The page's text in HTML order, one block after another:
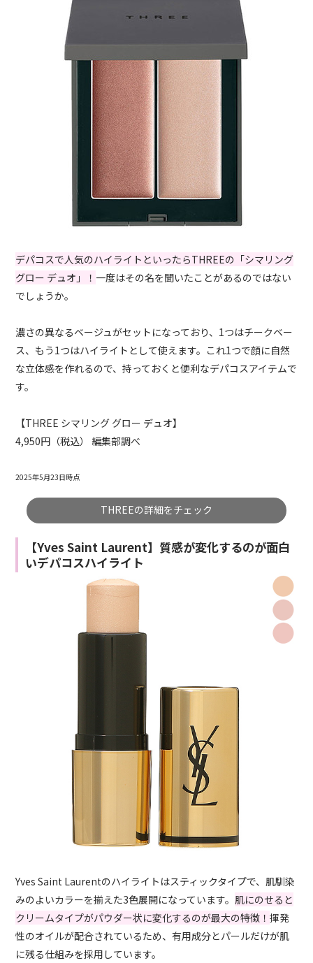
デパコスで人気のハイライトといったらTHREEの「シマリング
グロー デュオ」！ 一度はその名を聞いたことがあるのではない
でしょうか。
濃さの異なるベージュがセットになっており、1つはチークベー
ス、もう1つはハイライトとして使えます。これ1つで顔に自然
な立体感を作れるので、持っておくと便利なデパコスアイテムで
す。
【THREE シマリング グロー デュオ】
4,950円（税込） 編集部調べ
2025年5月23日時点
THREEの詳細をチェック
【Yves Saint Laurent】質感が変化するのが面白
いデパコスハイライト
Yves Saint Laurentのハイライトはスティックタイプで、肌馴染
みのよいカラーを揃えた3色展開になっています。 肌にのせると
クリームタイプがパウダー状に変化するのが最大の特徴！揮発
性のオイルが配合されているため、有用成分とパールだけが肌
に残る仕組みを採用しています。